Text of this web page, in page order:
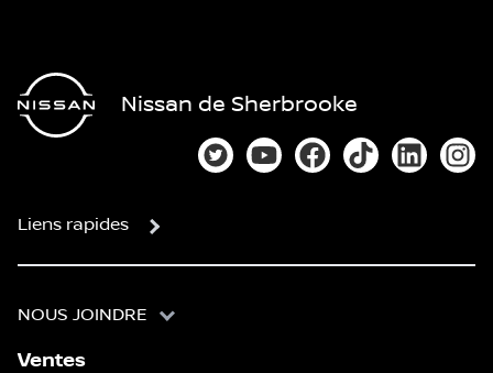
Nissan de Sherbrooke
Lien vers notre compte Twitter
Lien vers notre chaîne
Lien vers notre page
Lien vers notre
Lien vers
Liens rapides
NOUS JOINDRE
Ventes